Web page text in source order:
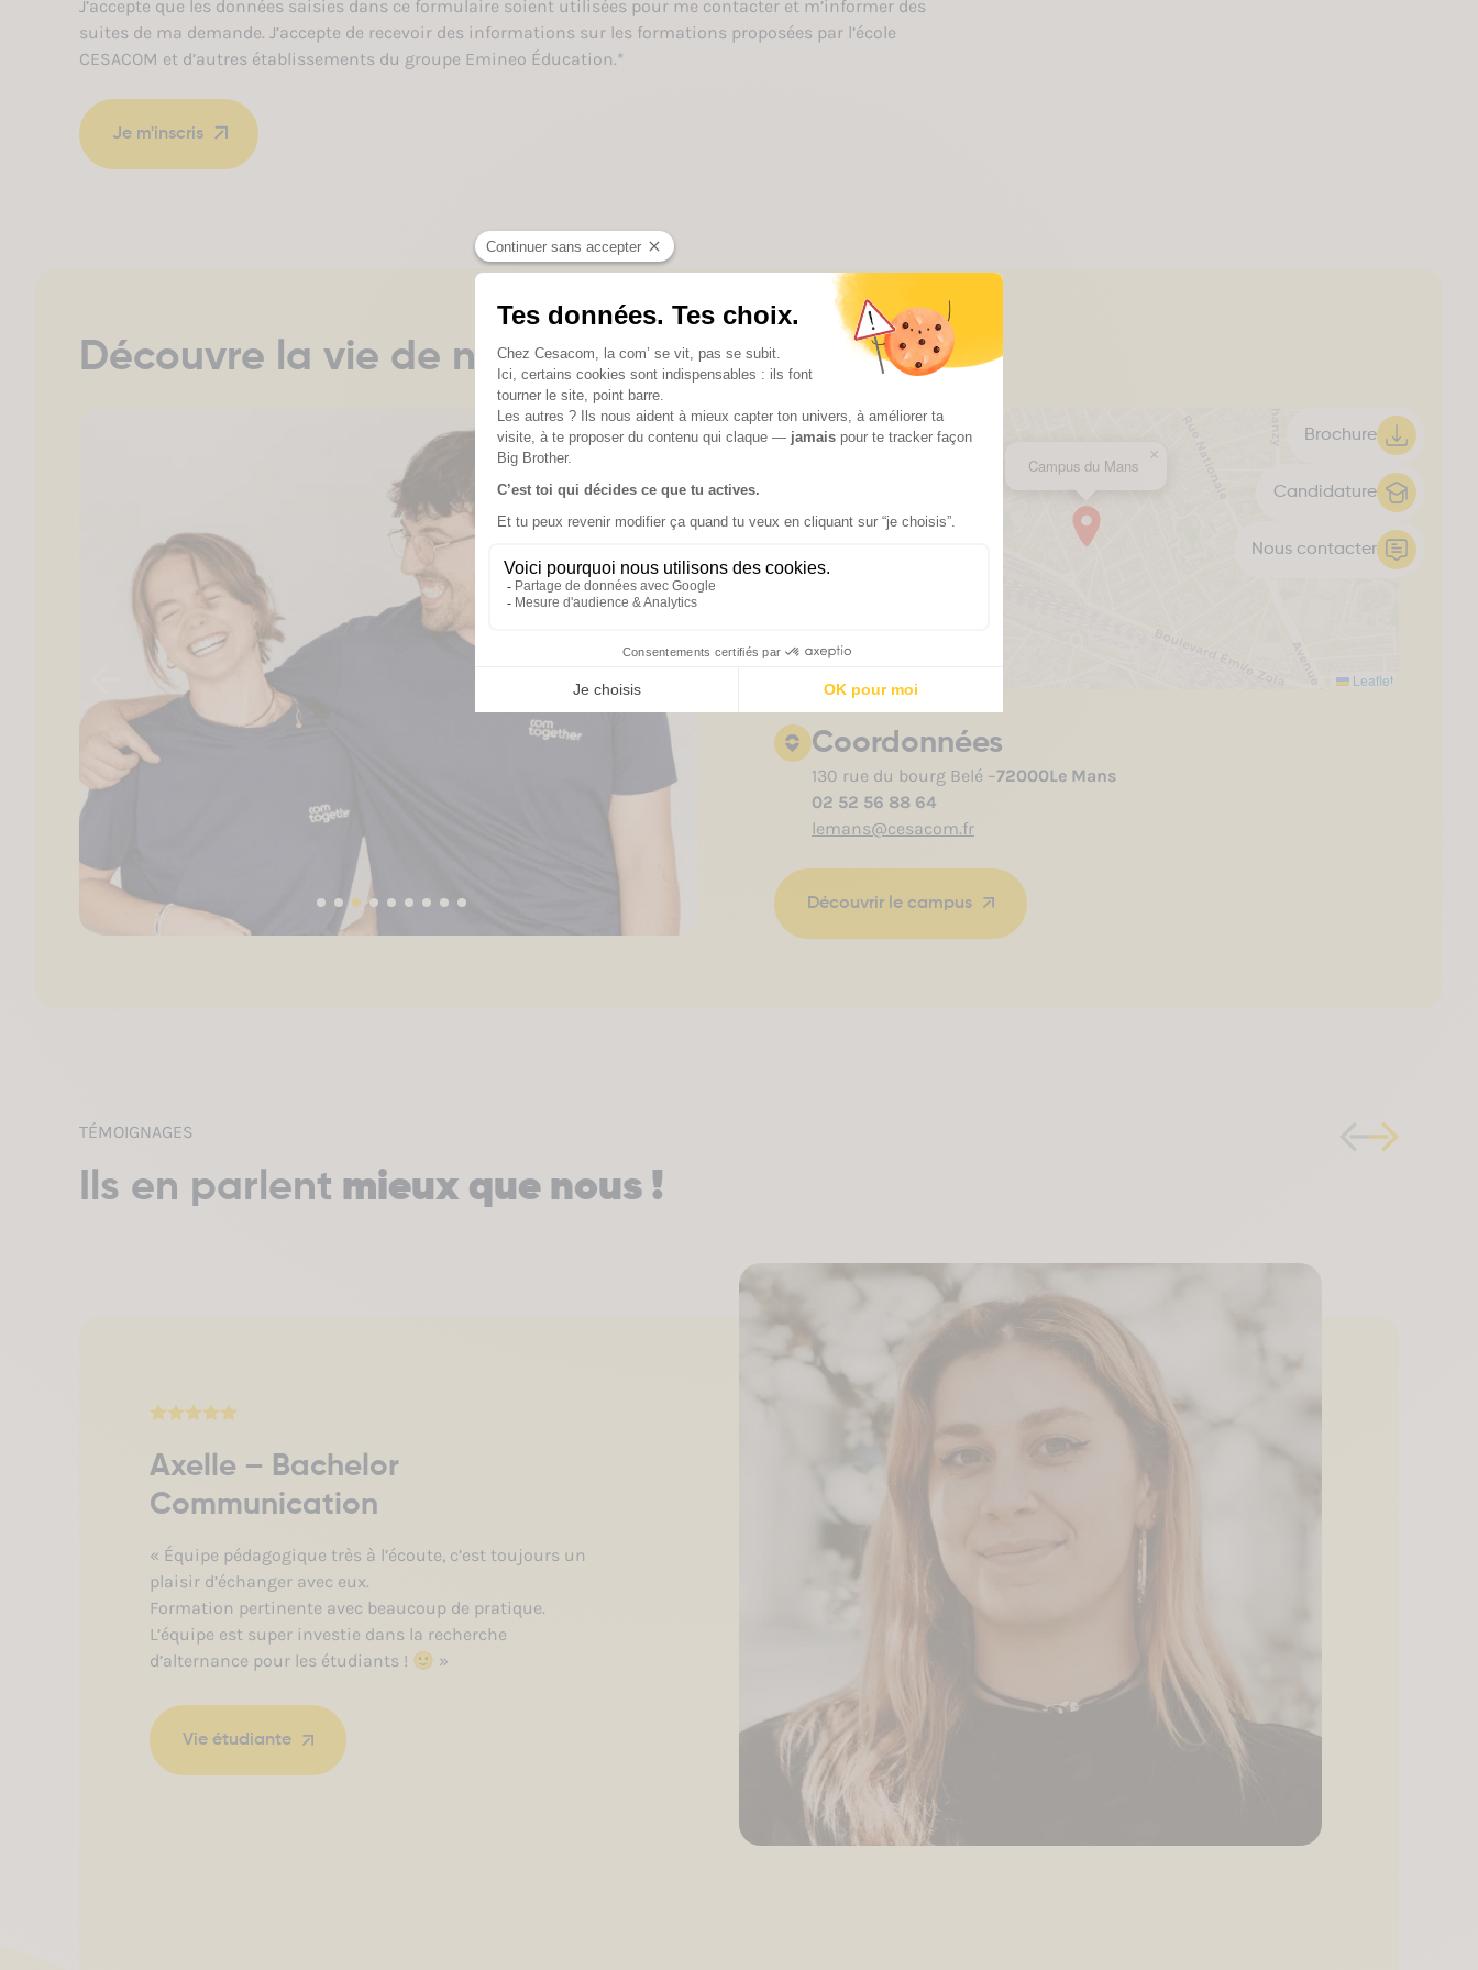
Brochure
Candidature
Nous contacter
é
R
G
P
*
J’accepte que les données saisies dans ce formulaire soient utilisées pour me contacter et m’informer des
suites de ma demande. J’accepte de recevoir des informations sur les formations proposées par l’école
CESACOM et d’autres établissements du groupe Emineo Éducation.*
Découvre la vie de notre campus
Campus du Mans
×
+
Leaflet
Coordonnées
130 rue du bourg Belé –72000Le Mans
02 52 56 88 64
lemans@cesacom.fr
Découvrir le campus
TÉMOIGNAGES
Ils en parlent mieux que nous !
Axelle – Bachelor
Communication
« Équipe pédagogique très à l’écoute, c’est toujours un
plaisir d’échanger avec eux.
Formation pertinente avec beaucoup de pratique.
L’équipe est super investie dans la recherche
d’alternance pour les étudiants ! 🙂 »
Vie étudiante